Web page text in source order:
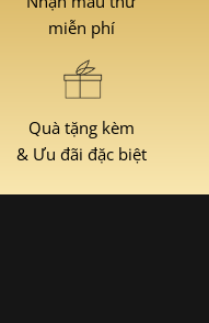
miễn phí
Quà tặng kèm
& Ưu đãi đặc biệt